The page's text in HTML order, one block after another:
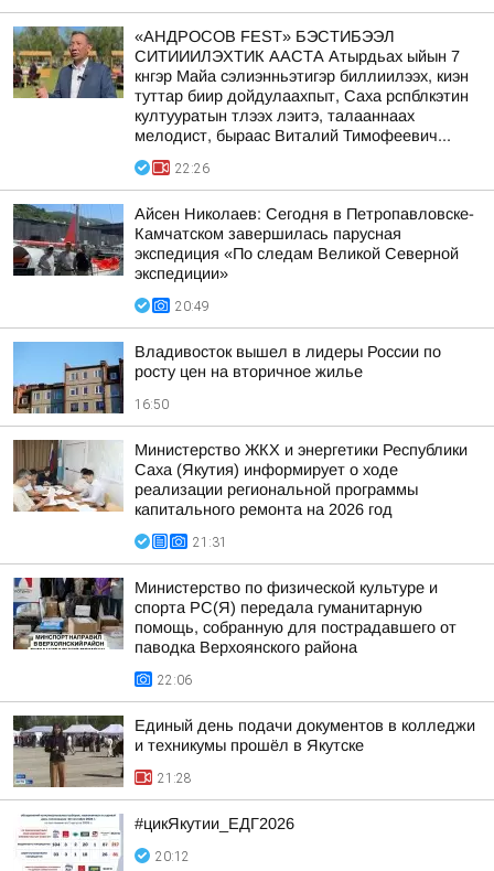
«АНДРОСОВ FEST» БЭСТИБЭЭЛ
СИТИИИЛЭХТИК ААСТА Атырдьах ыйын 7
кнгэр Майа сэлиэнньэтигэр биллиилээх, киэн
туттар биир дойдулаахпыт, Саха рспблкэтин
култууратын тлээх лэитэ, талааннаах
мелодист, быраас Виталий Тимофеевич...
22:26
Айсен Николаев: Сегодня в Петропавловске-
Камчатском завершилась парусная
экспедиция «По следам Великой Северной
экспедиции»
20:49
Владивосток вышел в лидеры России по
росту цен на вторичное жилье
16:50
Министерство ЖКХ и энергетики Республики
Саха (Якутия) информирует о ходе
реализации региональной программы
капитального ремонта на 2026 год
21:31
Министерство по физической культуре и
спорта РС(Я) передала гуманитарную
помощь, собранную для пострадавшего от
паводка Верхоянского района
22:06
Единый день подачи документов в колледжи
и техникумы прошёл в Якутске
21:28
#цикЯкутии_ЕДГ2026
20:12